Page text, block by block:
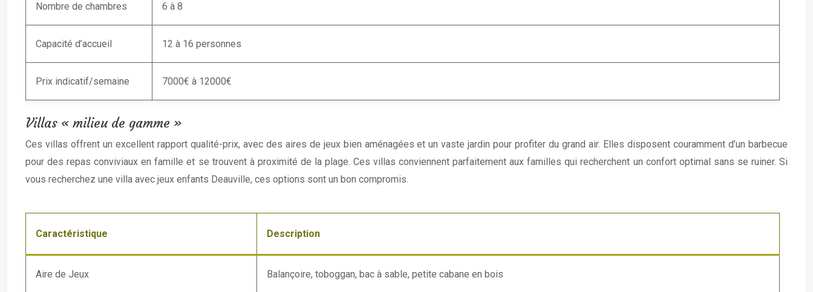
Nombre de chambres 6 à 8
Capacité d’accueil 12 à 16 personnes
Prix indicatif/semaine 7000€ à 12000€
Villas « milieu de gamme »
Ces villas offrent un excellent rapport qualité-prix, avec des aires de jeux bien aménagées et un vaste jardin pour profiter du grand air. Elles disposent couramment d’un barbecue
pour des repas conviviaux en famille et se trouvent à proximité de la plage. Ces villas conviennent parfaitement aux familles qui recherchent un confort optimal sans se ruiner. Si
vous recherchez une villa avec jeux enfants Deauville, ces options sont un bon compromis.
Caractéristique Description
Aire de Jeux Balançoire, toboggan, bac à sable, petite cabane en bois